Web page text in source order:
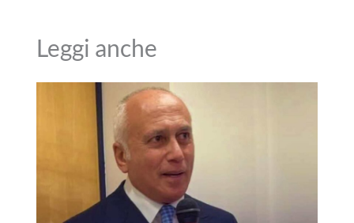
Leggi anche